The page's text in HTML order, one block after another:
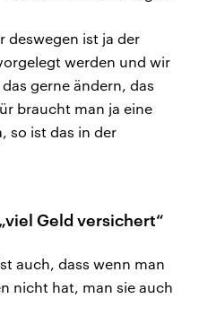
deswegen ist ja der
werden und wir
gerne ändern, das
braucht man ja eine
so ist das in der
Geld versichert“
auch, dass wenn man
nicht hat, man sie auch